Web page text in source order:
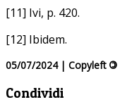
[11] Ivi, p. 420.
[12] Ibidem.
05/07/2024 | Copyleft ©
Condividi